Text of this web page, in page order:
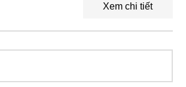
Xem chi tiết